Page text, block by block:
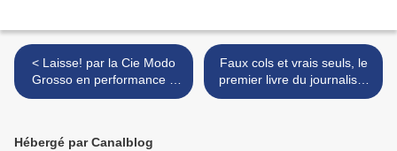
< Laisse! par la Cie Modo
Grosso en performance à
l'Autre café, lac de la
Faux cols et vrais seuls, le
premier livre du journaliste
Edouard Frémy >
Hébergé par Canalblog